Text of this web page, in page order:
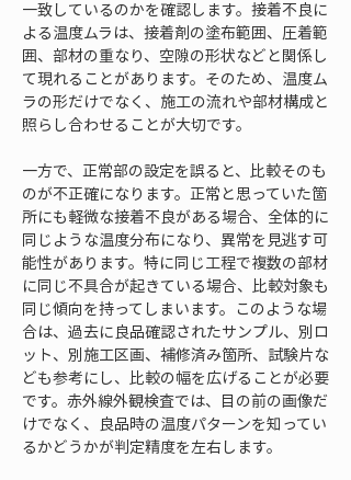
一致しているのかを確認します。接着不良に
よる温度ムラは、接着剤の塗布範囲、圧着範
囲、部材の重なり、空隙の形状などと関係し
て現れることがあります。そのため、温度ム
ラの形だけでなく、施工の流れや部材構成と
照らし合わせることが大切です。
一方で、正常部の設定を誤ると、比較そのも
のが不正確になります。正常と思っていた箇
所にも軽微な接着不良がある場合、全体的に
同じような温度分布になり、異常を見逃す可
能性があります。特に同じ工程で複数の部材
に同じ不具合が起きている場合、比較対象も
同じ傾向を持ってしまいます。このような場
合は、過去に良品確認されたサンプル、別ロ
ット、別施工区画、補修済み箇所、試験片な
ども参考にし、比較の幅を広げることが必要
です。赤外線外観検査では、目の前の画像だ
けでなく、良品時の温度パターンを知ってい
るかどうかが判定精度を左右します。